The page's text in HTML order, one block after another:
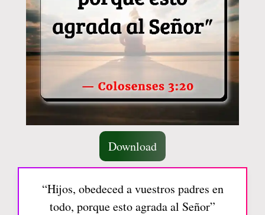
Download
“Hijos, obedeced a vuestros padres en
todo, porque esto agrada al Señor”